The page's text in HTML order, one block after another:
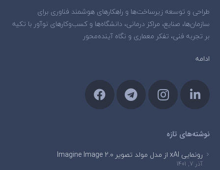
طراحی و توسعه زیرساخت‌ها و راهکارهای هوشمند فناوری برای
سازمان‌ها، صنایع، مراکز درمانی، دانشگاه‌ها و کسب‌وکارهای نوآور با تکیه
بر تجربه فنی، تفکر معماری و نگاه آینده‌محور
ادامه
نوشته‌های تازه
رونمایی xAI از مدل مولد تصویر Imagine Image 2.0
آذر 7, 1401